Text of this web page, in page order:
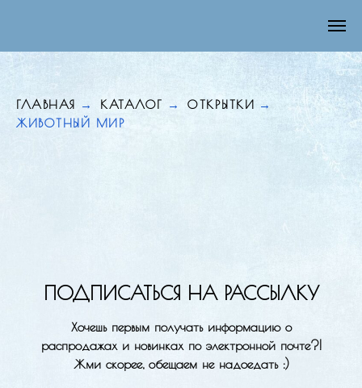
ГЛАВНАЯ → КАТАЛОГ → ОТКРЫТКИ →
ЖИВОТНЫЙ МИР
ПОДПИСАТЬСЯ НА РАССЫЛКУ
Хочешь первым получать информацию о
распродажах и новинках по электронной почте?!
Жми скорее, обещаем не надоедать :)